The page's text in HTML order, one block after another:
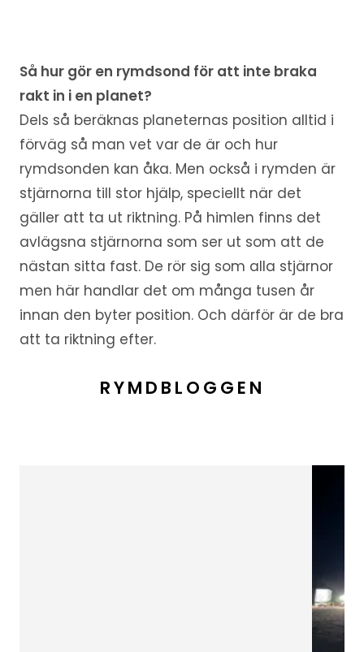
Så hur gör en rymdsond för att inte braka
rakt in i en planet?
Dels så beräknas planeternas position alltid i
förväg så man vet var de är och hur
rymdsonden kan åka. Men också i rymden är
stjärnorna till stor hjälp, speciellt när det
gäller att ta ut riktning. På himlen finns det
avlägsna stjärnorna som ser ut som att de
nästan sitta fast. De rör sig som alla stjärnor
men här handlar det om många tusen år
innan den byter position. Och därför är de bra
att ta riktning efter.
RYMDBLOGGEN